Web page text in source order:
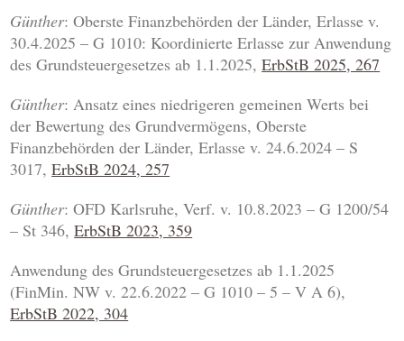
Günther: Oberste Finanzbehörden der Länder, Erlasse v.
30.4.2025 – G 1010: Koordinierte Erlasse zur Anwendung
des Grundsteuergesetzes ab 1.1.2025,ErbStB 2025, 267
Günther: Ansatz eines niedrigeren gemeinen Werts bei
der Bewertung des Grundvermögens, Oberste
Finanzbehörden der Länder, Erlasse v. 24.6.2024 – S
3017,ErbStB 2024, 257
Günther: OFD Karlsruhe, Verf. v. 10.8.2023 – G 1200/54
– St 346,ErbStB 2023, 359
Anwendung des Grundsteuergesetzes ab 1.1.2025
(FinMin. NW v. 22.6.2022 – G 1010 – 5 – V A 6),
ErbStB 2022, 304